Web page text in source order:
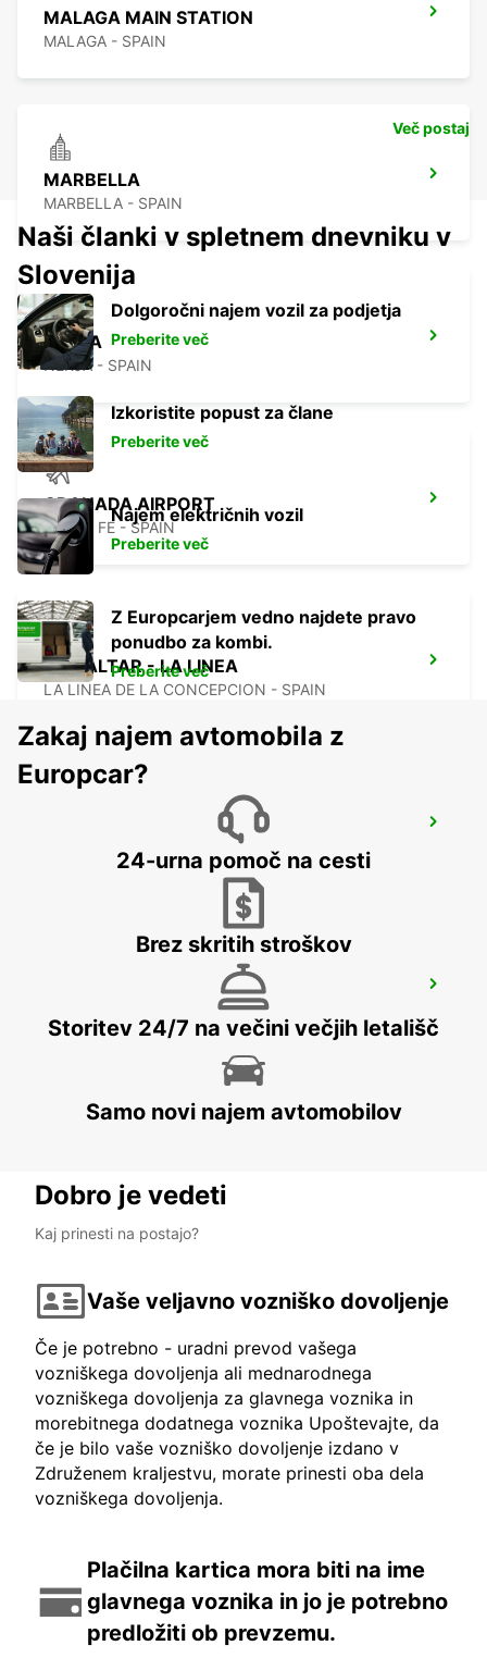
MALAGA MAIN STATION
MALAGA - SPAIN
MARBELLA
MARBELLA - SPAIN
NERJA
NERJA - SPAIN
GRANADA AIRPORT
SANTA FE - SPAIN
GIBRALTAR - LA LINEA
LA LINEA DE LA CONCEPCION - SPAIN
GRANADA MAIN STATION
GRANADA - SPAIN
Več postaj
Naši članki v spletnem dnevniku v
Slovenija
Dolgoročni najem vozil za podjetja
Preberite več
Izkoristite popust za člane
Preberite več
Najem električnih vozil
Preberite več
Z Europcarjem vedno najdete pravo
ponudbo za kombi.
Preberite več
Zakaj najem avtomobila z
Europcar?
24-urna pomoč na cesti
Brez skritih stroškov
Storitev 24/7 na večini večjih letališč
Samo novi najem avtomobilov
Dobro je vedeti
Kaj prinesti na postajo?
Vaše veljavno vozniško dovoljenje
Če je potrebno - uradni prevod vašega
vozniškega dovoljenja ali mednarodnega
vozniškega dovoljenja za glavnega voznika in
morebitnega dodatnega voznika Upoštevajte, da
če je bilo vaše vozniško dovoljenje izdano v
Združenem kraljestvu, morate prinesti oba dela
vozniškega dovoljenja.
Plačilna kartica mora biti na ime
glavnega voznika in jo je potrebno
predložiti ob prevzemu.